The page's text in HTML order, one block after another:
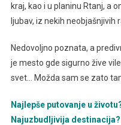
kraj, kao i u planinu Rtanj, a
ljubav, iz nekih neobjašnjivih
Nedovoljno poznata, a
je mesto gde sigurno žive
svet… Možda sam se zato
Najlepše putovanje u
Najuzbudljivija